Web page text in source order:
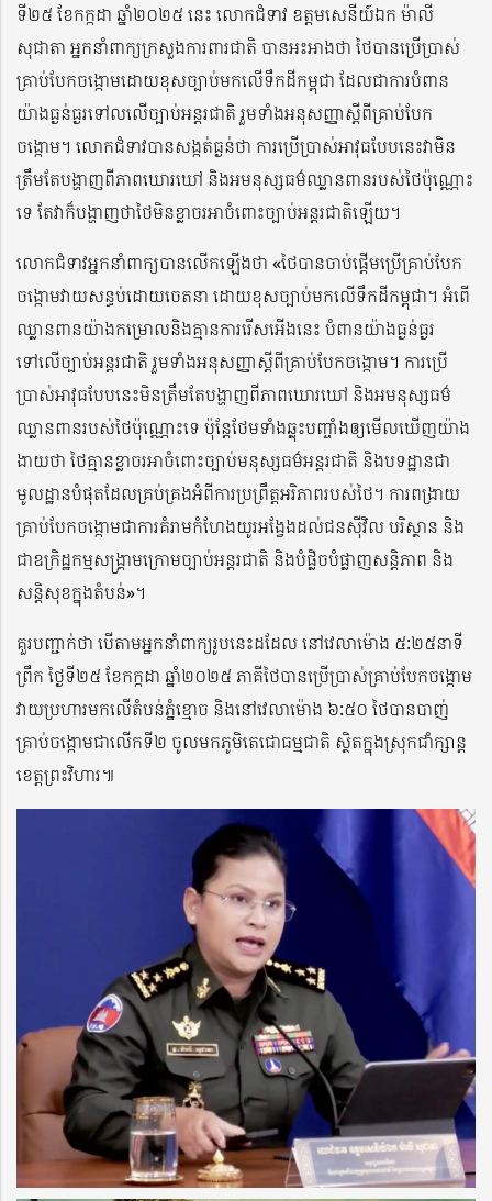
ទី២៥ ខែកក្កដា ឆ្នាំ២០២៥ នេះ លោកជំទាវ ឧត្តមសេនីយ៍ឯក ម៉ាលី
សុជាតា អ្នកនាំពាក្យក្រសួងការពារជាតិ បានអះអាងថា ថៃបានប្រើប្រាស់
គ្រាប់បែកចង្កោមដោយខុសច្បាប់មកលើទឹកដីកម្ពុជា ដែលជាការបំពាន
យ៉ាងធ្ងន់ធ្ងរទៅលលើច្បាប់អន្តរជាតិ រួមទាំងអនុសញ្ញាស្ដីពីគ្រាប់បែក
ចង្កោម។ លោកជំទាវបានសង្កត់ធ្ងន់ថា ការប្រើប្រាស់អាវុធបែបនេះវាមិន
ត្រឹមតែបង្ហាញពីភាពឃោរឃៅ និងអមនុស្សធម៌ឈ្លានពានរបស់ថៃប៉ុណ្ណោះ
ទេ តែវាក៏បង្ហាញថាថៃមិនខ្លាចរអាចំពោះច្បាប់អន្តរជាតិឡើយ។
លោកជំទាវអ្នកនាំពាក្យបានលើកឡើងថា «ថៃបានចាប់ផ្ដើមប្រើគ្រាប់បែក
ចង្កោមវាយសន្ធប់ដោយចេតនា ដោយខុសច្បាប់មកលើទឹកដីកម្ពុជា។ អំពើ
ឈ្លានពានយ៉ាងកម្រោលនិងគ្មានការរើសអើងនេះ បំពានយ៉ាងធ្ងន់ធ្ងរ
ទៅលើច្បាប់អន្តរជាតិ រួមទាំងអនុសញ្ញាស្ដីពីគ្រាប់បែកចង្កោម។ ការប្រើ
ប្រាស់អាវុធបែបនេះមិនត្រឹមតែបង្ហាញពីភាពឃោរឃៅ និងអមនុស្សធម៌
ឈ្លានពានរបស់ថៃប៉ុណ្ណោះទេ ប៉ុន្តែថែមទាំងឆ្លុះបញ្ចាំងឲ្យមើលឃើញយ៉ាង
ងាយថា ថៃគ្មានខ្លាចរអាចំពោះច្បាប់មនុស្សធម៌អន្តរជាតិ និងបទដ្ឋានជា
មូលដ្ឋានបំផុតដែលគ្រប់គ្រងអំពីការប្រព្រឹត្តអរិភាពរបស់ថៃ។ ការពង្រាយ
គ្រាប់បែកចង្កោមជាការគំរាមកំហែងយូរអង្វែងដល់ជនស៊ីវិល បរិស្ថាន និង
ជាឧក្រិដ្ឋកម្មសង្គ្រាមក្រោមច្បាប់អន្តរជាតិ និងបំផ្លិចបំផ្លាញសន្តិភាព និង
សន្តិសុខក្នុងតំបន់»។
គួរបញ្ជាក់ថា បើតាមអ្នកនាំពាក្យរូបនេះដដែល នៅវេលាម៉ោង ៥:២៥នាទី
ព្រឹក ថ្ងៃទី២៥ ខែកក្កដា ឆ្នាំ២០២៥ ភាគីថៃបានប្រើប្រាស់គ្រាប់បែកចង្កោម
វាយប្រហារមកលើតំបន់ភ្នំខ្មោច និងនៅវេលាម៉ោង ៦:៥០ ថៃបានបាញ់
គ្រាប់ចង្កោមជាលើកទី២ ចូលមកភូមិតេជោធម្មជាតិ ស្ថិតក្នុងស្រុកជាំក្សាន្ត
ខេត្តព្រះវិហារ៕